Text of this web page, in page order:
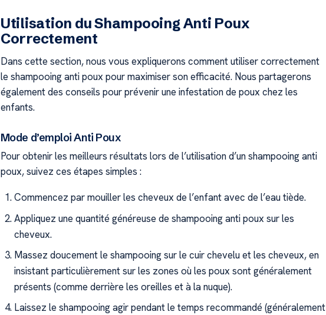
Utilisation du Shampooing Anti Poux
Correctement
Dans cette section, nous vous expliquerons comment utiliser correctement
le shampooing anti poux pour maximiser son efficacité. Nous partagerons
également des conseils pour prévenir une infestation de poux chez les
enfants.
Mode d’emploi Anti Poux
Pour obtenir les meilleurs résultats lors de l’utilisation d’un shampooing anti
poux, suivez ces étapes simples :
Commencez par mouiller les cheveux de l’enfant avec de l’eau tiède.
Appliquez une quantité généreuse de shampooing anti poux sur les
cheveux.
Massez doucement le shampooing sur le cuir chevelu et les cheveux, en
insistant particulièrement sur les zones où les poux sont généralement
présents (comme derrière les oreilles et à la nuque).
Laissez le shampooing agir pendant le temps recommandé (généralement